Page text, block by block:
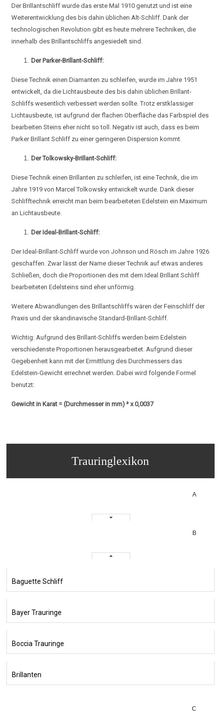
Der Brillantschliff wurde das erste Mal 1910 genutzt und ist eine
Weiterentwicklung des bis dahin üblichen Alt-Schliff. Dank der
technologischen Revolution gibt es heute mehrere Techniken, die
innerhalb des Brillantschliffs angesiedelt sind.
Der Parker-Brillant-Schliff:
Diese Technik einen Diamanten zu schleifen, wurde im Jahre 1951
entwickelt, da die Lichtausbeute des bis dahin üblichen Brillant-
Schliffs wesentlich verbessert werden sollte. Trotz erstklassiger
Lichtausbeute, ist aufgrund der flachen Oberfläche das Farbspiel des
bearbeiten Steins eher nicht so toll. Negativ ist auch, dass es beim
Parker Brillant Schliff zu einer geringeren Dispersion kommt.
Der Tolkowsky-Brillant-Schliff:
Diese Technik einen Brillanten zu schleifen, ist eine Technik, die im
Jahre 1919 von Marcel Tolkowsky entwickelt wurde. Dank dieser
Schlifftechnik erreicht man beim bearbeiteten Edelstein ein Maximum
an Lichtausbeute.
Der Ideal-Brillant-Schliff:
Der Ideal-Brillant-Schliff wurde von Johnson und Rösch im Jahre 1926
geschaffen. Zwar lässt der Name dieser Technik auf etwas anderes
Schließen, doch die Proportionen des mit dem Ideal Brillant Schliff
bearbeiteten Edelsteins sind eher unförmig.
Weitere Abwandlungen des Brillantschliffs wären der Feinschliff der
Praxis und der skandinavische Standard-Brillant-Schliff.
Wichtig: Aufgrund des Brillant-Schliffs werden beim Edelstein
verschiedenste Proportionen herausgearbeitet. Aufgrund dieser
Gegebenheit kann mit der Ermittlung des Durchmessers das
Edelstein-Gewicht errechnet werden. Dabei wird folgende Formel
benutzt:
Gewicht in Karat = (Durchmesser in mm) ³ x 0,0037
Trauringlexikon
A
B
Baguette Schliff
Bayer Trauringe
Boccia Trauringe
Brillanten
C